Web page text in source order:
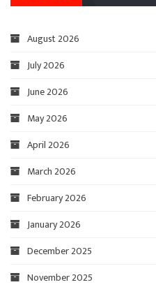
August 2026
July 2026
June 2026
May 2026
April 2026
March 2026
February 2026
January 2026
December 2025
November 2025